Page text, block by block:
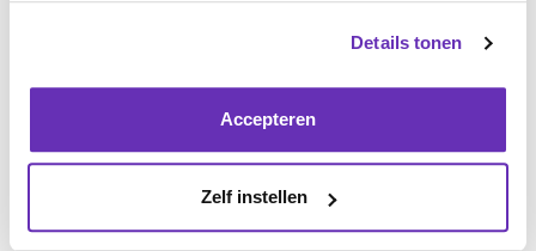
Details tonen
Accepteren
Zelf instellen
Robbert (31) vertelt in zijn maandelijkse